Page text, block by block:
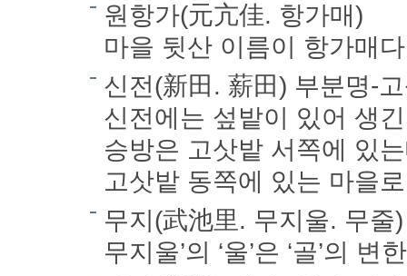
원항가(元亢佳. 항가매)
마을 뒷산 이름이 항가매
신전(新田. 薪田) 부분명-
신전에는 섶밭이 있어 생
승방은 고삿밭 서쪽에 있
고삿밭 동쪽에 있는 마을
무지(武池里. 무지울. 무
무지울’의 ‘울’은 ‘골’의